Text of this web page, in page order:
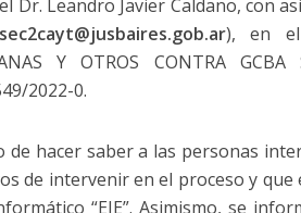
Leandro Javier Caldano, con
), en el
Y OTROS CONTRA
2022-0.
hacer saber a las personas
de intervenir en el proceso y
“EJE”. Asimismo, se